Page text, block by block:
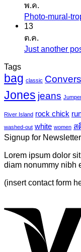
พ.ค.
Photo-mural-
13
ต.ค.
Just another
Tags
bag classic
Jones jeans
River Island rock chick
washed-out white women ส
Signup for Newsletter
Lorem ipsum dolor
diam nonummy nibh
(insert contact form